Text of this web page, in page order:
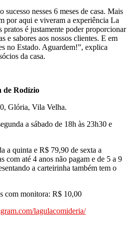
nesses 6 meses de casa. Mais
por aqui e viveram a experiência La
é justamente poder proporcionar
e sabores aos nossos clientes. E em
no Estado. Aguardem!”, explica
da casa.
de Rodízio
Glória, Vila Velha.
a sábado de 18h às 23h30 e
a quinta e R$ 79,90 de sexta a
com até 4 anos não pagam e de 5 a 9
a carteirinha também tem o
com monitora: R$ 10,00
lagulacomideria/